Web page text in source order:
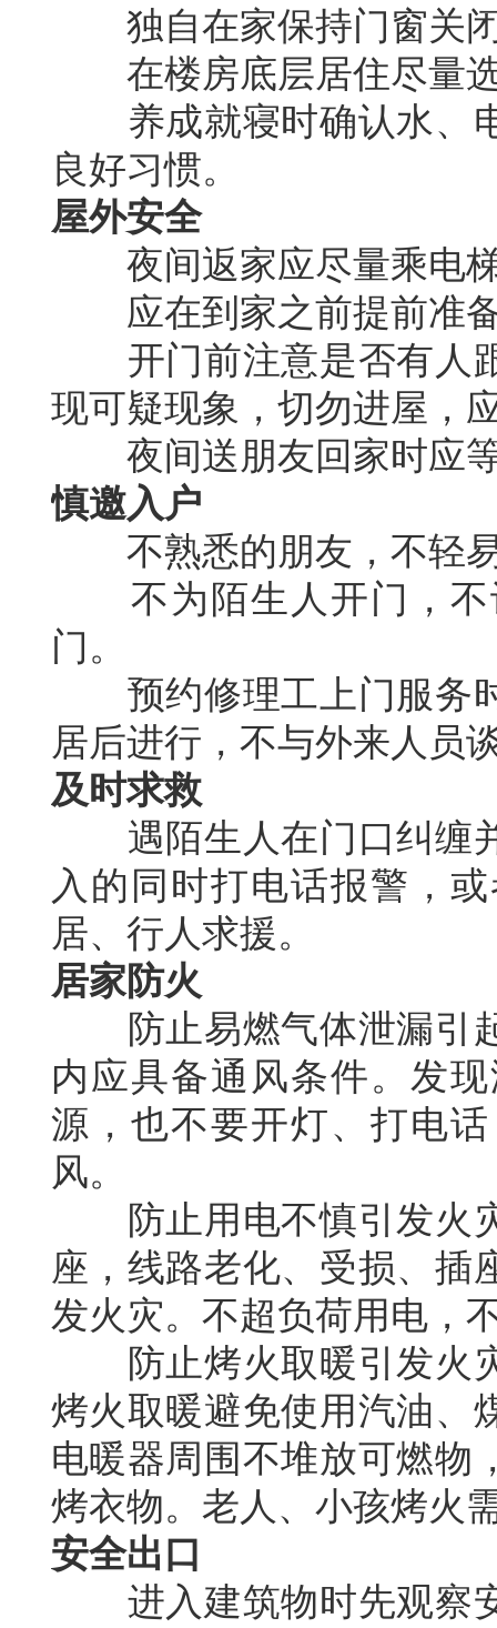
独自在家保持门窗关
在楼房底层居住尽量选
养成就寝时确认水、电
良好习惯。
屋外安全
夜间返家应尽量乘电
应在到家之前提前准备
开门前注意是否有人跟
现可疑现象，切勿进屋，
夜间送朋友回家时应等
慎邀入户
不熟悉的朋友，不轻
不为陌生人开门，不
门。
预约修理工上门服务时
居后进行，不与外来人员
及时求救
遇陌生人在门口纠缠并
入的同时打电话报警，
居、行人求援。
居家防火
防止易燃气体泄漏引起
内应具备通风条件。发
源，也不要开灯、打电
风。
防止用电不慎引发火灾
座，线路老化、受损、插
发火灾。不超负荷用电，
防止烤火取暖引发火灾
烤火取暖避免使用汽油、
电暖器周围不堆放可燃物
烤衣物。老人、小孩烤火
安全出口
进入建筑物时先观察安